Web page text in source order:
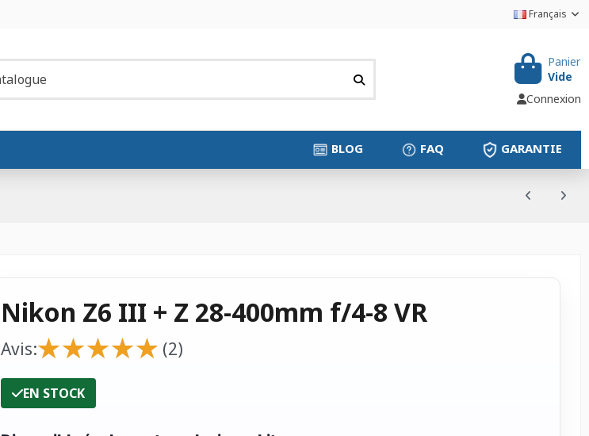
Français
Panier
Vide
Connexion
GARANTIE
FAQ
BLOG
Nikon Z6 III + Z 28-400mm f/4-8 VR
Avis:★
★★
★★
★★
★★
★ (2)
EN STOCK